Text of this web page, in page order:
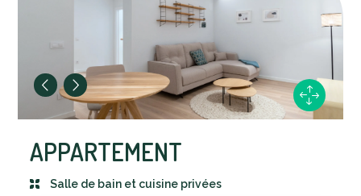
Nombreux espaces de rangement
APPARTEMENT
Salle de bain et cuisine privées